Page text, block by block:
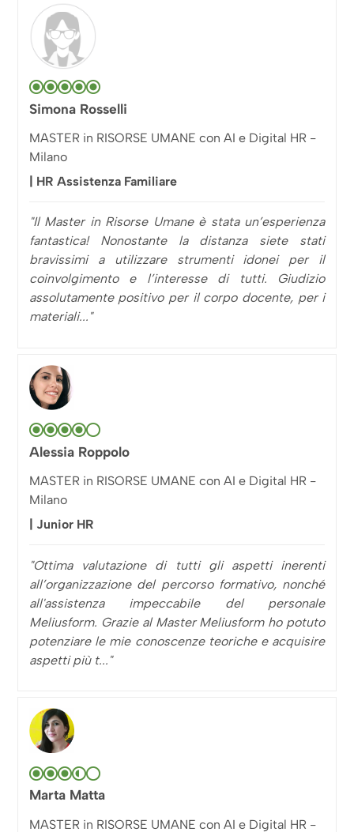
Simona Rosselli
MASTER in RISORSE UMANE con AI e Digital HR -
Milano
| HR Assistenza Familiare
"Il Master in Risorse Umane è stata un’esperienza
fantastica! Nonostante la distanza siete stati
bravissimi a utilizzare strumenti idonei per il
coinvolgimento e l’interesse di tutti. Giudizio
assolutamente positivo per il corpo docente, per i
materiali..."
Alessia Roppolo
MASTER in RISORSE UMANE con AI e Digital HR -
Milano
| Junior HR
"Ottima valutazione di tutti gli aspetti inerenti
all’organizzazione del percorso formativo, nonché
all'assistenza impeccabile del personale
Meliusform. Grazie al Master Meliusform ho potuto
potenziare le mie conoscenze teoriche e acquisire
aspetti più t..."
Marta Matta
MASTER in RISORSE UMANE con AI e Digital HR -